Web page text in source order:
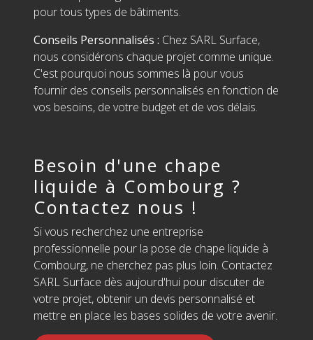
pour tous types de bâtiments.
Conseils Personnalisés : Chez SARL Surface,
nous considérons chaque projet comme unique.
C'est pourquoi nous sommes là pour vous
fournir des conseils personnalisés en fonction de
vos besoins, de votre budget et de vos délais.
Besoin d'une chape
liquide à Combourg ?
Contactez nous !
Si vous recherchez une entreprise
professionnelle pour la pose de chape liquide à
Combourg, ne cherchez pas plus loin. Contactez
SARL Surface dès aujourd'hui pour discuter de
votre projet, obtenir un devis personnalisé et
mettre en place les bases solides de votre avenir.